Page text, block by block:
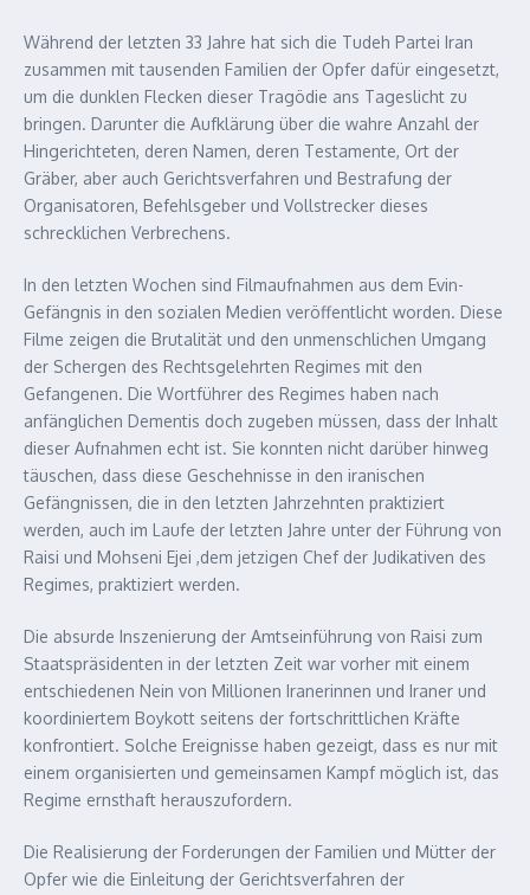
Während der letzten 33 Jahre hat sich die Tudeh Partei Iran
zusammen mit tausenden Familien der Opfer dafür eingesetzt,
um die dunklen Flecken dieser Tragödie ans Tageslicht zu
bringen. Darunter die Aufklärung über die wahre Anzahl der
Hingerichteten, deren Namen, deren Testamente, Ort der
Gräber, aber auch Gerichtsverfahren und Bestrafung der
Organisatoren, Befehlsgeber und Vollstrecker dieses
schrecklichen Verbrechens.
In den letzten Wochen sind Filmaufnahmen aus dem Evin-
Gefängnis in den sozialen Medien veröffentlicht worden. Diese
Filme zeigen die Brutalität und den unmenschlichen Umgang
der Schergen des Rechtsgelehrten Regimes mit den
Gefangenen. Die Wortführer des Regimes haben nach
anfänglichen Dementis doch zugeben müssen, dass der Inhalt
dieser Aufnahmen echt ist. Sie konnten nicht darüber hinweg
täuschen, dass diese Geschehnisse in den iranischen
Gefängnissen, die in den letzten Jahrzehnten praktiziert
werden, auch im Laufe der letzten Jahre unter der Führung von
Raisi und Mohseni Ejei ,dem jetzigen Chef der Judikativen des
Regimes, praktiziert werden.
Die absurde Inszenierung der Amtseinführung von Raisi zum
Staatspräsidenten in der letzten Zeit war vorher mit einem
entschiedenen Nein von Millionen Iranerinnen und Iraner und
koordiniertem Boykott seitens der fortschrittlichen Kräfte
konfrontiert. Solche Ereignisse haben gezeigt, dass es nur mit
einem organisierten und gemeinsamen Kampf möglich ist, das
Regime ernsthaft herauszufordern.
Die Realisierung der Forderungen der Familien und Mütter der
Opfer wie die Einleitung der Gerichtsverfahren der